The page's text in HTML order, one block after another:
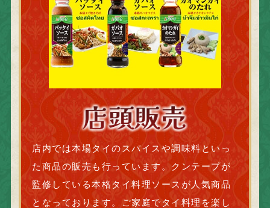
店内では本場タイのスパイスや調味料といっ
た商品の販売も行っています。クンテープが
監修している本格タイ料理ソースが人気商品
となっております。ご家庭でタイ料理を楽し